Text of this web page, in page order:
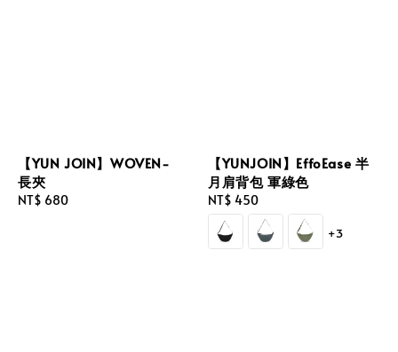
【YUN JOIN】WOVEN-
長夾
Regular
NT$ 680
【YUNJOIN】EffoEase 半
月肩背包 軍綠色
Regular
price
NT$ 450
+3